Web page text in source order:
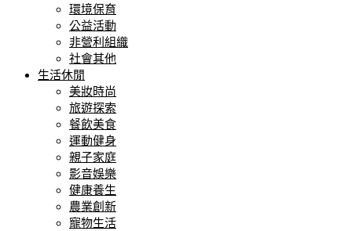
環境保育
公益活動
非營利組織
社會其他
生活休閒
美妝時尚
旅遊探索
餐飲美食
運動健身
親子家庭
影音娛樂
健康養生
農業創新
寵物生活